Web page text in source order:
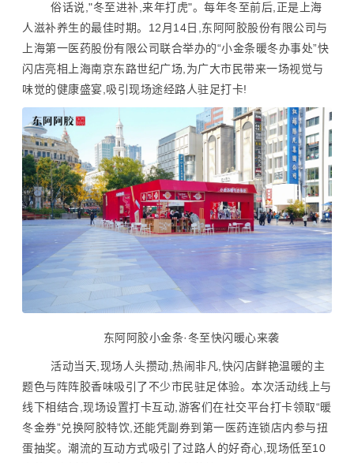
俗话说,"冬至进补,来年打虎"。每年冬至前后,正是上海
人滋补养生的最佳时期。12月14日,东阿阿胶股份有限公司与
上海第一医药股份有限公司联合举办的“小金条暖冬办事处”快
闪店亮相上海南京东路世纪广场,为广大市民带来一场视觉与
味觉的健康盛宴,吸引现场途经路人驻足打卡!
东阿阿胶小金条·冬至快闪暖心来袭
活动当天,现场人头攒动,热闹非凡,快闪店鲜艳温暖的主
题色与阵阵胶香味吸引了不少市民驻足体验。本次活动线上与
线下相结合,现场设置打卡互动,游客们在社交平台打卡领取“暖
冬金券”兑换阿胶特饮,还能凭副券到第一医药连锁店内参与扭
蛋抽奖。潮流的互动方式吸引了过路人的好奇心,现场低至10